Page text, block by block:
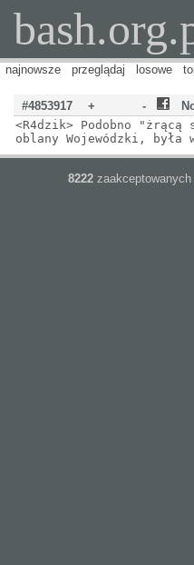
najnowsze przeglądaj losowe
#4853917 + -
<R4dzik> Podobno
oblany Wojewódzki, była
8222 zaakceptowanych